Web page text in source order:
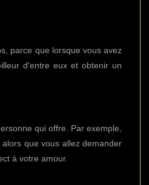
parce que lorsque vous avez
d'entre eux et obtenir un
qui offre. Par exemple,
que vous allez demander
à votre amour.